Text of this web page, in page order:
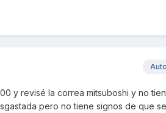
y revisé la correa mitsuboshi y no
pero no tiene signos de que